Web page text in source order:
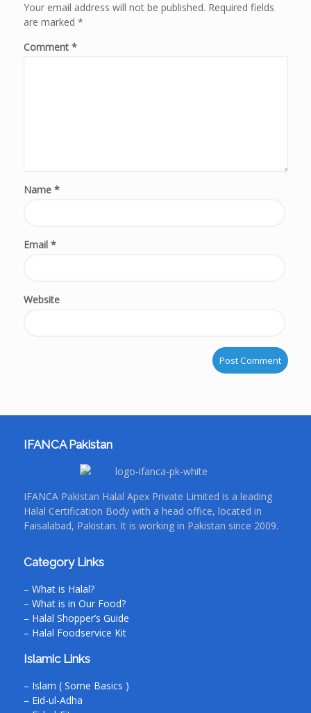
Your email address will not be published. Required fields
are marked *
Comment *
Name *
Email *
Website
IFANCA Pakistan
IFANCA Pakistan Halal Apex Private Limited is a leading
Halal Certification Body with a head office, located in
Faisalabad, Pakistan. It is working in Pakistan since 2009.
Category Links
– What is Halal?
– What is in Our Food?
– Halal Shopper’s Guide
– Halal Foodservice Kit
Islamic Links
– Islam ( Some Basics )
– Eid-ul-Adha